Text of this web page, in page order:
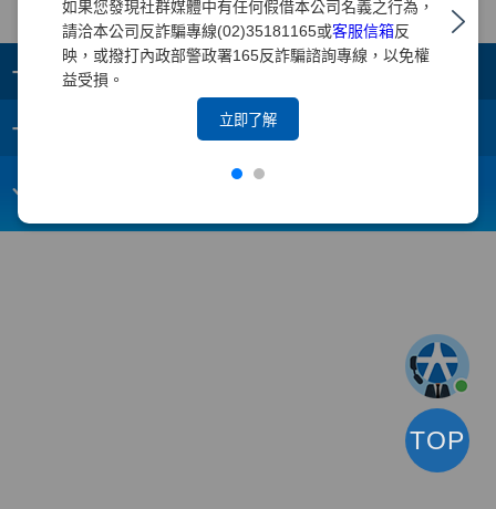
如果您發現社群媒體中有任何假借本公司名義之行為，
請洽本公司反詐騙專線(02)35181165或客服信箱反
映，或撥打內政部警政署165反詐騙諮詢專線，以免權
益受損。
立即了解
+ 集團成員
+
webmaster@yuanta.com
TOP